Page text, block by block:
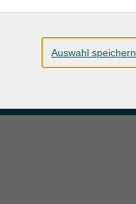
Auswahl speichern